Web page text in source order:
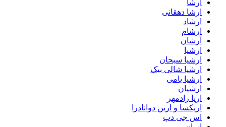
ارشا
ارشا دهقانی
ارشاد
ارشام
اَرشان
ارشیا
ارشیا سبحان
ارشیا شالی بیک
ارشیا یامی
ارشیان
اریا رادمهر
اریکسا و ارین دوانادرا
اس جی دپ